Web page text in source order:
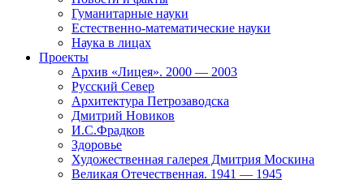
Гуманитарные науки
Естественно-математические науки
Наука в лицах
Проекты
Архив «Лицея». 2000 — 2003
Русский Север
Архитектура Петрозаводска
Дмитрий Новиков
И.С.Фрадков
Здоровье
Художественная галерея Дмитрия Москина
Великая Отечественная. 1941 — 1945